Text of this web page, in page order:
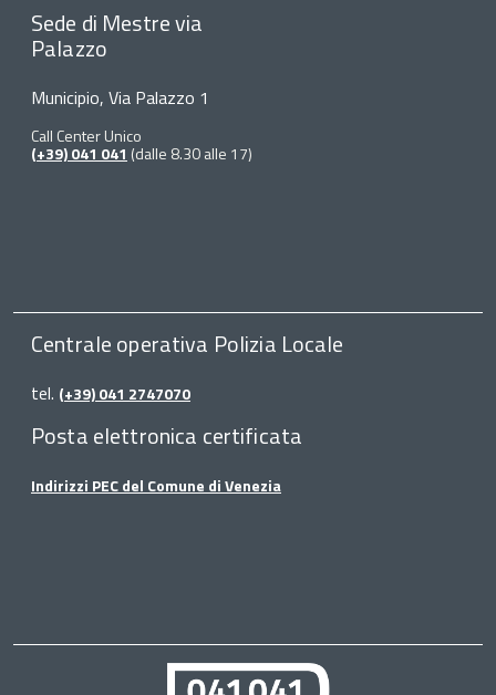
Sede di Mestre via
Palazzo
Municipio, Via Palazzo 1
Call Center Unico
(+39) 041 041 (dalle 8.30 alle 17)
Centrale operativa Polizia Locale
tel. (+39) 041 2747070
Posta elettronica certificata
Indirizzi PEC del Comune di Venezia